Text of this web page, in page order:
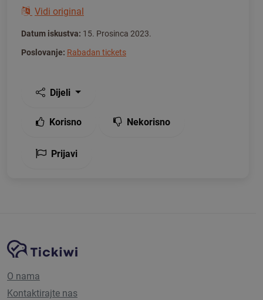
Vidi original
Datum iskustva: 15. Prosinca 2023.
Poslovanje: Rabadan tickets
Dijeli
Korisno Nekorisno
Prijavi
Navigacija stranice
Tickiwi platforma
O nama
Kontaktirajte nas